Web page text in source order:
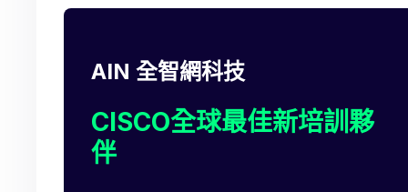
AIN 全智網科技
CISCO全球最佳新培訓夥
伴